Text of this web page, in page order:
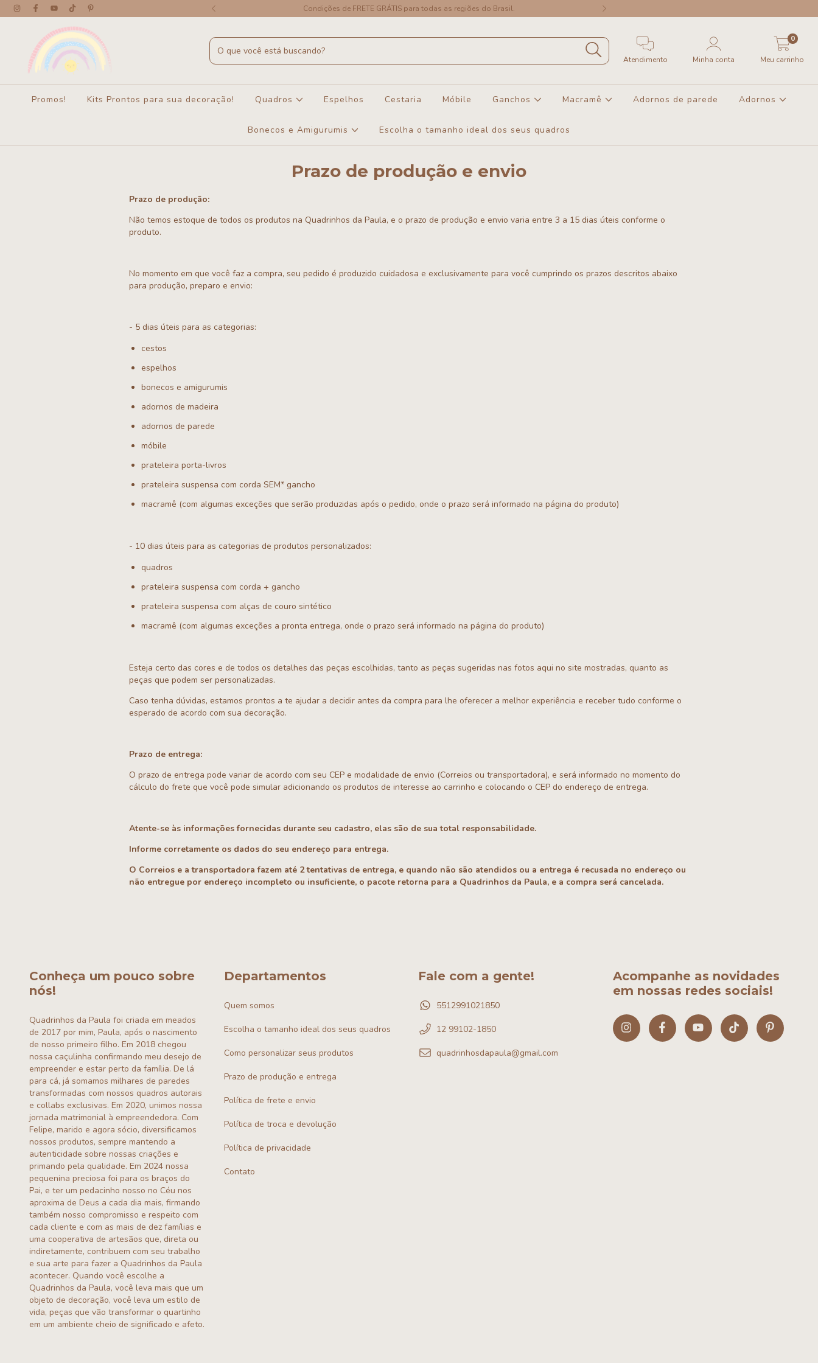
partir de R$450 - exceto Cesto Gato Condições de FRETE GRÁTIS para todas as regiões do Brasil.
Atendimento Minha conta Meu carrinho
0
Promos! Kits Prontos para sua decoração! Quadros Espelhos Cestaria Móbile Ganchos Macramê Adornos de parede Adornos
Bonecos e Amigurumis Escolha o tamanho ideal dos seus quadros
Prazo de produção e envio
Prazo de produção:
Não temos estoque de todos os produtos na Quadrinhos da Paula, e o prazo de produção e envio varia entre 3 a 15 dias úteis conforme o
produto.
No momento em que você faz a compra, seu pedido é produzido cuidadosa e exclusivamente para você cumprindo os prazos descritos abaixo
para produção, preparo e envio:
- 5 dias úteis para as categorias:
cestos
espelhos
bonecos e amigurumis
adornos de madeira
adornos de parede
móbile
prateleira porta-livros
prateleira suspensa com corda SEM* gancho
macramê (com algumas exceções que serão produzidas após o pedido, onde o prazo será informado na página do produto)
- 10 dias úteis para as categorias de produtos personalizados:
quadros
prateleira suspensa com corda + gancho
prateleira suspensa com alças de couro sintético
macramê (com algumas exceções a pronta entrega, onde o prazo será informado na página do produto)
Esteja certo das cores e de todos os detalhes das peças escolhidas, tanto as peças sugeridas nas fotos aqui no site mostradas, quanto as
peças que podem ser personalizadas.
Caso tenha dúvidas, estamos prontos a te ajudar a decidir antes da compra para lhe oferecer a melhor experiência e receber tudo conforme o
esperado de acordo com sua decoração.
Prazo de entrega:
O prazo de entrega pode variar de acordo com seu CEP e modalidade de envio (Correios ou transportadora), e será informado no momento do
cálculo do frete que você pode simular adicionando os produtos de interesse ao carrinho e colocando o CEP do endereço de entrega.
Atente-se às informações fornecidas durante seu cadastro, elas são de sua total responsabilidade.
Informe corretamente os dados do seu endereço para entrega.
O Correios e a transportadora fazem até 2 tentativas de entrega, e quando não são atendidos ou a entrega é recusada no endereço ou
não entregue por endereço incompleto ou insuficiente, o pacote retorna para a Quadrinhos da Paula, e a compra será cancelada.
Conheça um pouco sobre
nós!
Quadrinhos da Paula foi criada em meados
de 2017 por mim, Paula, após o nascimento
de nosso primeiro filho. Em 2018 chegou
nossa caçulinha confirmando meu desejo de
empreender e estar perto da família. De lá
para cá, já somamos milhares de paredes
transformadas com nossos quadros autorais
e collabs exclusivas. Em 2020, unimos nossa
jornada matrimonial à empreendedora. Com
Felipe, marido e agora sócio, diversificamos
nossos produtos, sempre mantendo a
autenticidade sobre nossas criações e
primando pela qualidade. Em 2024 nossa
pequenina preciosa foi para os braços do
Pai, e ter um pedacinho nosso no Céu nos
aproxima de Deus a cada dia mais, firmando
também nosso compromisso e respeito com
cada cliente e com as mais de dez famílias e
uma cooperativa de artesãos que, direta ou
indiretamente, contribuem com seu trabalho
e sua arte para fazer a Quadrinhos da Paula
acontecer. Quando você escolhe a
Quadrinhos da Paula, você leva mais que um
objeto de decoração, você leva um estilo de
vida, peças que vão transformar o quartinho
em um ambiente cheio de significado e afeto.
Departamentos
Quem somos
Escolha o tamanho ideal dos seus quadros
Como personalizar seus produtos
Prazo de produção e entrega
Política de frete e envio
Política de troca e devolução
Política de privacidade
Contato
Fale com a gente!
5512991021850
12 99102-1850
quadrinhosdapaula@gmail.com
Acompanhe as novidades
em nossas redes sociais!